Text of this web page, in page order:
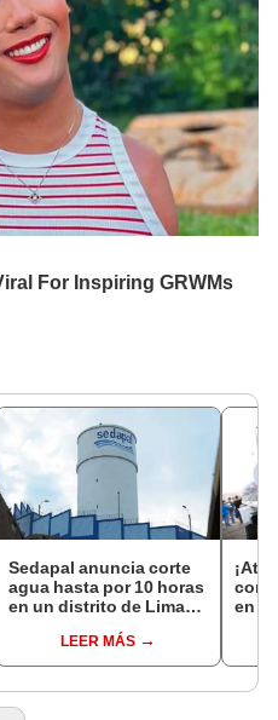
Sedapal anuncia corte
agua hasta por 10 horas
en un distrito de Lima
marzo: conoce cuáles
serán las zonas
LEER MÁS
en 5